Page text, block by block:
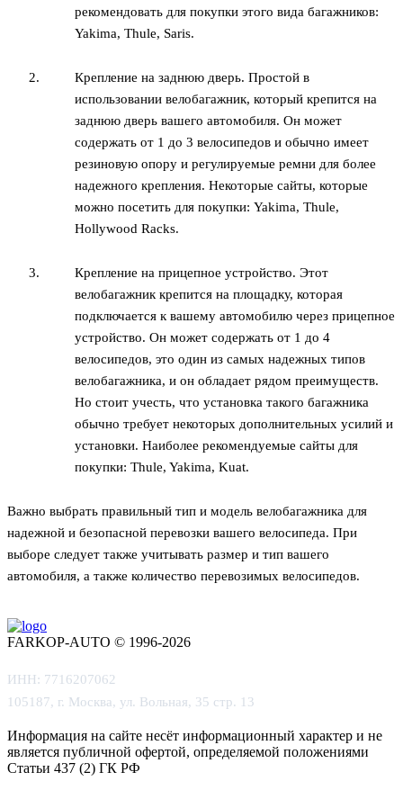
рекомендовать для покупки этого вида багажников:
Yakima, Thule, Saris.
Крепление на заднюю дверь. Простой в
использовании велобагажник, который крепится на
заднюю дверь вашего автомобиля. Он может
содержать от 1 до 3 велосипедов и обычно имеет
резиновую опору и регулируемые ремни для более
надежного крепления. Некоторые сайты, которые
можно посетить для покупки: Yakima, Thule,
Hollywood Racks.
Крепление на прицепное устройство. Этот
велобагажник крепится на площадку, которая
подключается к вашему автомобилю через прицепное
устройство. Он может содержать от 1 до 4
велосипедов, это один из самых надежных типов
велобагажника, и он обладает рядом преимуществ.
Но стоит учесть, что установка такого багажника
обычно требует некоторых дополнительных усилий и
установки. Наиболее рекомендуемые сайты для
покупки: Thule, Yakima, Kuat.
Важно выбрать правильный тип и модель велобагажника для
надежной и безопасной перевозки вашего велосипеда. При
выборе следует также учитывать размер и тип вашего
автомобиля, а также количество перевозимых велосипедов.
FARKOP-AUTO © 1996-2026
ИНН: 7716207062
105187, г. Москва, ул. Вольная, 35 стр. 13
Информация на сайте несёт информационный характер и не
является публичной офертой, определяемой положениями
Статьи 437 (2) ГК РФ